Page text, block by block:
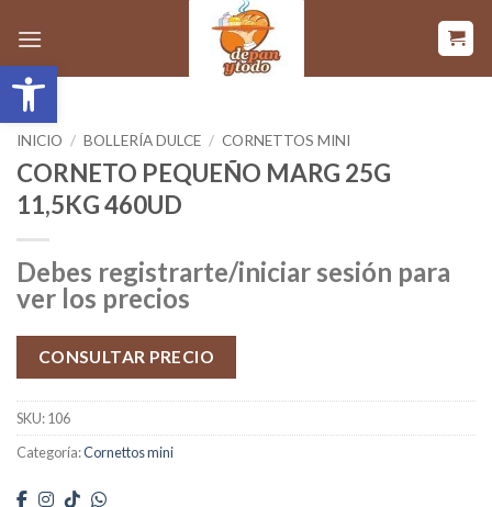
Abrir barra de herramientas
contenido
INICIO / BOLLERÍA DULCE / CORNETTOS MINI
CORNETO PEQUEÑO MARG 25G
11,5KG 460UD
Debes registrarte/iniciar sesión para
ver los precios
CONSULTAR PRECIO
SKU:106
Categoría:Cornettos mini